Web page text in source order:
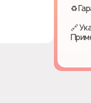
♻
🔗